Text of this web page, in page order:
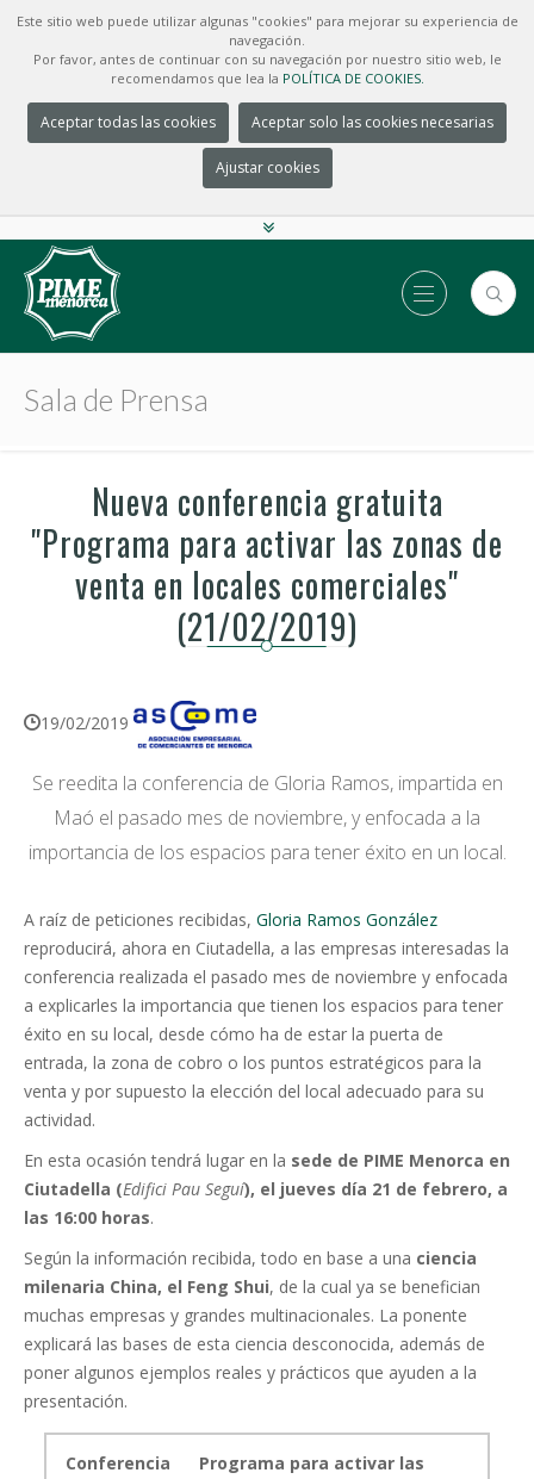
Este sitio web puede utilizar algunas "cookies" para mejorar su experiencia de
navegación.
Por favor, antes de continuar con su navegación por nuestro sitio web, le
recomendamos que lea la POLÍTICA DE COOKIES.
Aceptar todas las cookies Aceptar solo las cookies necesarias
Ajustar cookies
Sala de Prensa
Nueva conferencia gratuita
"Programa para activar las zonas de
venta en locales comerciales"
(21/02/2019)
19/02/2019
Se reedita la conferencia de Gloria Ramos, impartida en
Maó el pasado mes de noviembre, y enfocada a la
importancia de los espacios para tener éxito en un local.
A raíz de peticiones recibidas, Gloria Ramos González
reproducirá, ahora en Ciutadella, a las empresas interesadas la
conferencia realizada el pasado mes de noviembre y enfocada
a explicarles la importancia que tienen los espacios para tener
éxito en su local, desde cómo ha de estar la puerta de
entrada, la zona de cobro o los puntos estratégicos para la
venta y por supuesto la elección del local adecuado para su
actividad.
En esta ocasión tendrá lugar en la sede de PIME Menorca en
Ciutadella (Edifici Pau Seguí), el jueves día 21 de febrero, a
las 16:00 horas.
Según la información recibida, todo en base a una ciencia
milenaria China, el Feng Shui, de la cual ya se benefician
muchas empresas y grandes multinacionales. La ponente
explicará las bases de esta ciencia desconocida, además de
poner algunos ejemplos reales y prácticos que ayuden a la
presentación.
Conferencia
Programa para activar las